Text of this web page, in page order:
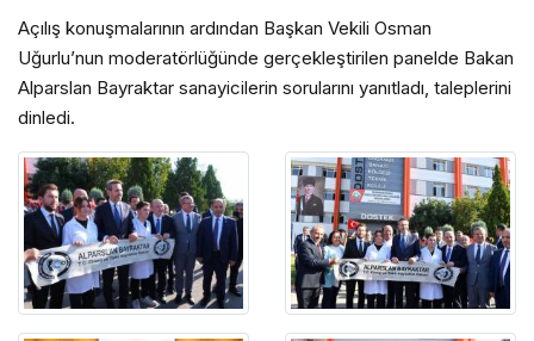
Açılış konuşmalarının ardından Başkan Vekili Osman
Uğurlu’nun moderatörlüğünde gerçekleştirilen panelde Bakan
Alparslan Bayraktar sanayicilerin sorularını yanıtladı, taleplerini
dinledi.